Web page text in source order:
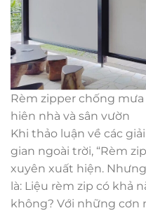
Rèm zipper chống
hiên nhà và sân vườn
Khi thảo luận về các
gian ngoài trời, “Rèm
xuyên xuất hiện.
là: Liệu rèm zip có khả
không? Với những